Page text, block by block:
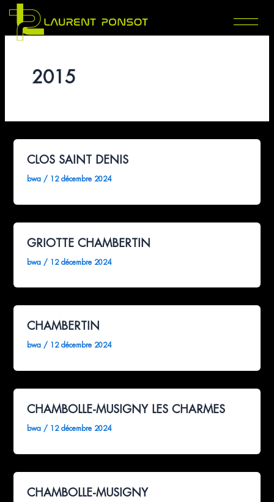
Aller
contenu
2015
CLOS SAINT DENIS
bwa / 12 décembre 2024
GRIOTTE CHAMBERTIN
bwa / 12 décembre 2024
CHAMBERTIN
bwa / 12 décembre 2024
CHAMBOLLE-MUSIGNY LES CHARMES
bwa / 12 décembre 2024
CHAMBOLLE-MUSIGNY